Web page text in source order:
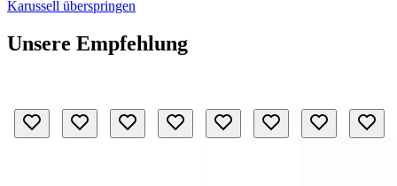
Karussell überspringen
Unsere Empfehlung